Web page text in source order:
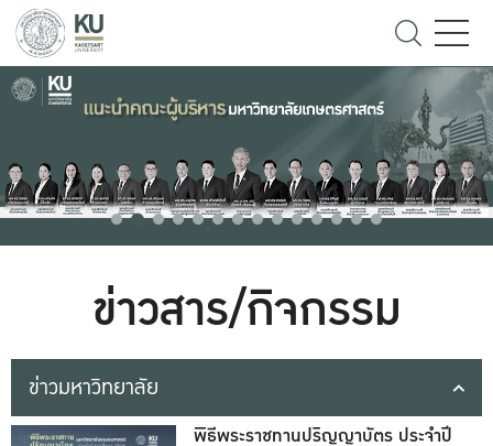
ข่าวสาร/กิจกรรม
ข่าวมหาวิทยาลัย
พิธีพระราชทานปริญญาบัตร ประจำปี